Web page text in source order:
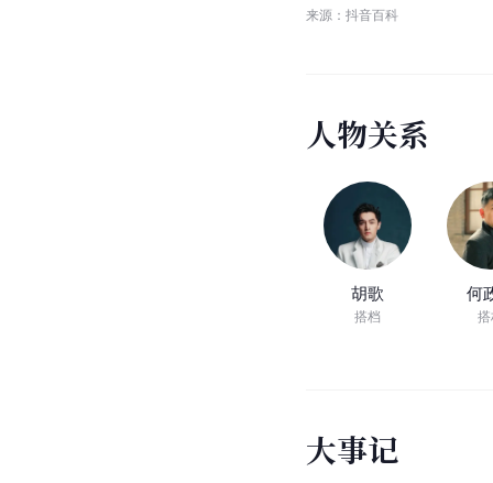
来源：抖音百科
人物关系
胡歌
搭档
何
大事记